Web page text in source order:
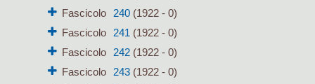
Fascicolo
240(1922 - 0)
Fascicolo
241 (1922 - 0)
Fascicolo
242(1922 - 0)
Fascicolo
243(1922 - 0)